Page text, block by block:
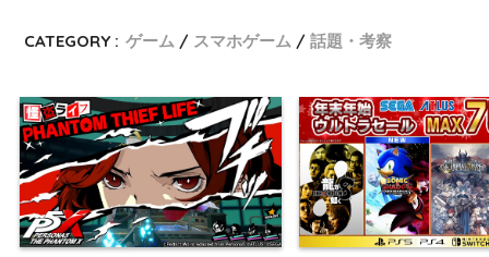
CATEGORY : ゲーム スマホゲーム 話題・考察